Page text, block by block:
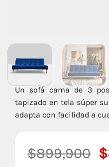
Un sofá cama de 3
tapizado en tela súper
adapta con facilidad a
$899,900 $